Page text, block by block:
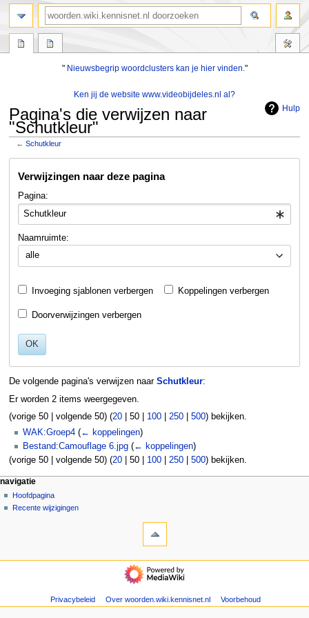
" Nieuwsbegrip woordclusters kan je hier vinden."
Ken jij de website www.videobijdeles.nl al?
Hulp
Pagina's die verwijzen naar
"Schutkleur"
←Schutkleur
navigatie
zoeken
Verwijzingen naar deze pagina
Pagina:
Naamruimte:
alle
Invoeging sjablonen verbergen Koppelingen verbergen
Doorverwijzingen verbergen
OK
De volgende pagina's verwijzen naar Schutkleur:
Er worden 2 items weergegeven.
(vorige 50| volgende 50) (20| 50| 100| 250| 500) bekijken.
WAK:Groep4 (← koppelingen)
Bestand:Camouflage 6.jpg (← koppelingen)
(vorige 50| volgende 50) (20| 50| 100| 250| 500) bekijken.
N
a
v
a
e
pagina-handelingen
pagina
overleg
persoonlijke hulpmiddelen
aanmelden
navigatie
Hoofdpagina
Recente wijzigingen
zoeken
navigatie
Privacybeleid Over woorden.wiki.kennisnet.nl Voorbehoud